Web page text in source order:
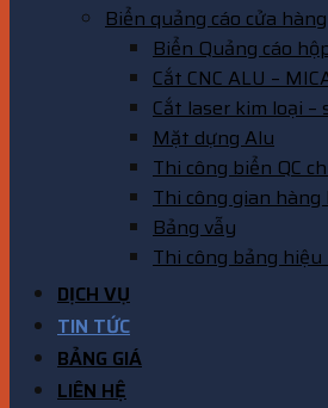
Biển quảng cáo cửa hàng
Biển Quảng cáo
Cắt CNC ALU –
Cắt laser kim loại –
Mặt dựng Alu
Thi công biển QC
Thi công gian hàng
Bảng vẫy
Thi công bảng
DỊCH VỤ
TIN TỨC
BẢNG GIÁ
LIÊN HỆ